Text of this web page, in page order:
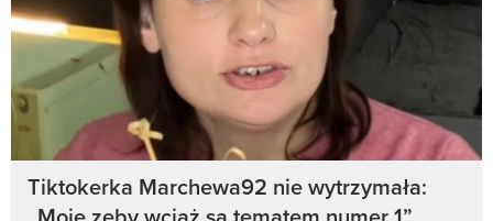
Tiktokerka Marchewa92 nie wytrzymała: